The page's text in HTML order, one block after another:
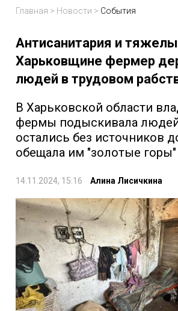
Главная > Новости > События
Антисанитария и
Харьковщине фермер
людей в трудовом
В Харьковской области
фермы подыскивала
остались без источников
обещала им "золотые горы"
14.11.2024, 15:16 Алина Лисичкина